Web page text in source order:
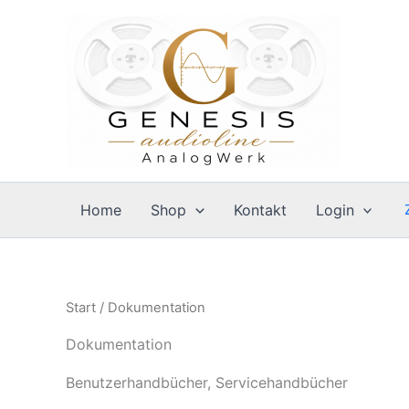
Home Shop Kontakt Login
Start / Dokumentation
Dokumentation
Benutzerhandbücher, Servicehandbücher